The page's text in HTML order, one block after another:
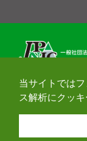
当サイトでは
ス解析にクッキ
Copyright© 1996-